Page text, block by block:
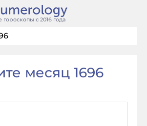
с 2016 года
месяц 1696